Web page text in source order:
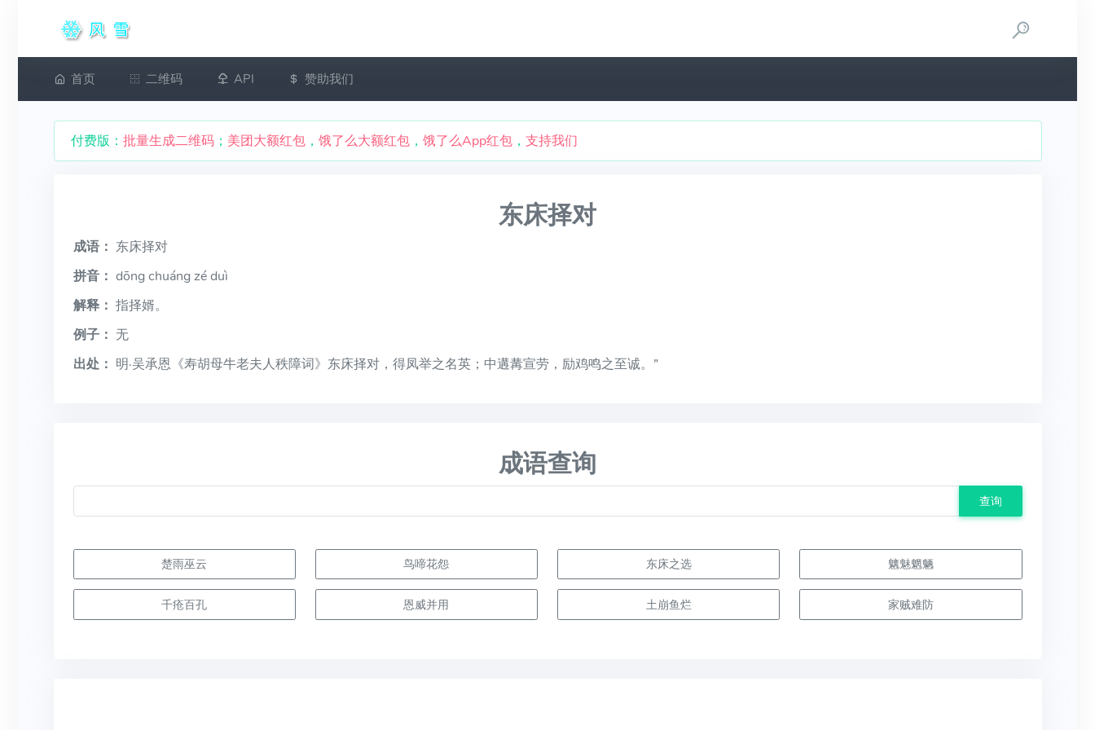
首页 二维码 API 赞助我们
付费版： 批量生成二维码； 美团大额红包， 饿了么大额红包， 饿了么App红包， 支持我们
东床择对
成语： 东床择对
拼音： dōng chuáng zé duì
解释： 指择婿。
例子： 无
出处： 明·吴承恩《寿胡母牛老夫人秩障词》东床择对，得凤举之名英；中遘冓宣劳，励鸡鸣之至诚。”
成语查询
查询
楚雨巫云 鸟啼花怨 东床之选 魑魅魍魉
千疮百孔 恩威并用 土崩鱼烂 家贼难防